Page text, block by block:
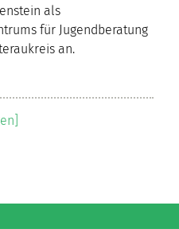
als
für Jugendberatung
an.